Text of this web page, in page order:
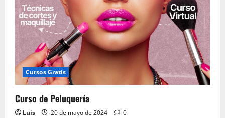
Cursos Gratis
Curso de Peluquería
Luis 20 de mayo de 2024 0